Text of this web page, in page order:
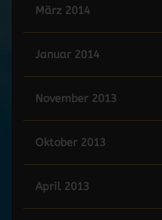
März 2014
Januar 2014
November 2013
Oktober 2013
April 2013